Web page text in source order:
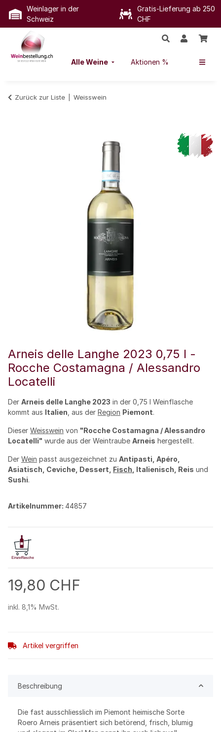
Weinlager in der
Schweiz
Gratis-Lieferung ab 250
CHF
Alle Weine Aktionen %
Zurück zur Liste Weisswein
Arneis delle Langhe 2023 0,75 l -
Rocche Costamagna / Alessandro
Locatelli
Der Arneis delle Langhe 2023 in der 0,75 l Weinflasche
kommt aus Italien , aus der Region Piemont.
Dieser Weisswein von "Rocche Costamagna / Alessandro
Locatelli" wurde aus der Weintraube Arneis hergestellt.
Der Wein passt ausgezeichnet zu Antipasti, Apéro,
Asiatisch, Ceviche, Dessert, Fisch , Italienisch, Reis und
Sushi.
Artikelnummer: 44857
19,80 CHF
inkl. 8,1% MwSt.
Artikel vergriffen
Beschreibung
Die fast ausschliesslich im Piemont heimische Sorte
Roero Arneis präsentiert sich betörend, frisch, blumig